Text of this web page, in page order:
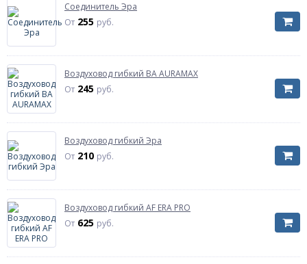
Соединитель Эра
От 255 руб.
Воздуховод гибкий ВА AURAMAX
От 245 руб.
Воздуховод гибкий Эра
От 210 руб.
Воздуховод гибкий AF ERA PRO
От 625 руб.